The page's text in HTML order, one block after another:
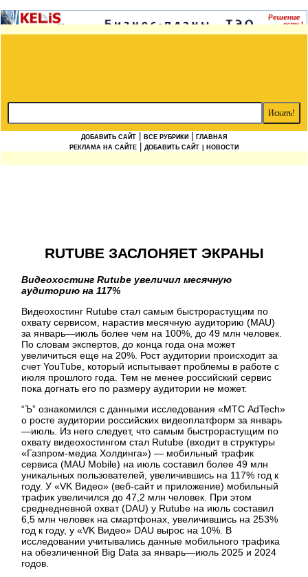
ДОБАВИТЬ САЙТ ВСЕ РУБРИКИ
ГЛАВНАЯ
РЕКЛАМА НА САЙТЕ
ДОБАВИТЬ САЙТ | НОВОСТИ
RUTUBE ЗАСЛОНЯЕТ ЭКРАНЫ
Видеохостинг Rutube увеличил месячную
аудиторию на 117%
Видеохостинг Rutube стал самым быстрорастущим по
охвату сервисом, нарастив месячную аудиторию (MAU)
за январь—июль более чем на 100%, до 49 млн человек.
По словам экспертов, до конца года она может
увеличиться еще на 20%. Рост аудитории происходит за
счет YouTube, который испытывает проблемы в работе с
июля прошлого года. Тем не менее российский сервис
пока догнать его по размеру аудитории не может.
“Ъ” ознакомился с данными исследования «МТС AdTech»
о росте аудитории российских видеоплатформ за январь
—июль. Из него следует, что самым быстрорастущим по
охвату видеохостингом стал Rutube (входит в структуры
«Газпром-медиа Холдинга») — мобильный трафик
сервиса (MAU Mobile) на июль составил более 49 млн
уникальных пользователей, увеличившись на 117% год к
году. У «VK Видео» (веб-сайт и приложение) мобильный
трафик увеличился до 47,2 млн человек. При этом
среднедневной охват (DAU) у Rutube на июль составил
6,5 млн человек на смартфонах, увеличившись на 253%
год к году, у «VK Видео» DAU вырос на 10%. В
исследовании учитывались данные мобильного трафика
на обезличенной Big Data за январь—июль 2025 и 2024
годов.